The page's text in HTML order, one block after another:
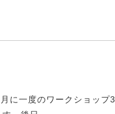
に一度のワークショップ3